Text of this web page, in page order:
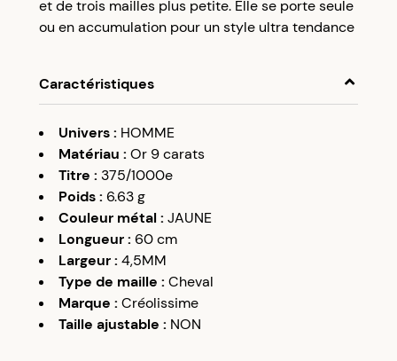
Utilisez votre cagnotte de fidélité dès votre
prochaine commande à partir de 50€ d’achats.
et de trois mailles plus petite. Elle se porte seule
ou en accumulation pour un style ultra tendance
Caractéristiques
Univers: HOMME
Matériau : Or 9 carats
Titre : 375/1000e
Poids: 6.63g
Couleur métal: JAUNE
Longueur: 60 cm
Largeur: 4,5MM
Type de maille : Cheval
Marque : Créolissime
Taille ajustable : NON